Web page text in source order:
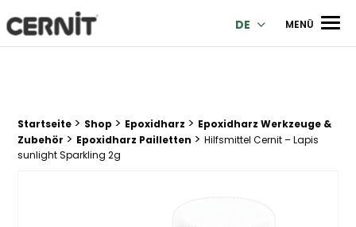
Cernit Une qualité haut de gamme pour des créations
DE MENÜ
Breadcrumb Trail:
Startseite > Shop > Epoxidharz > Epoxidharz Werkzeuge &
Zubehör > Epoxidharz Pailletten > Hilfsmittel Cernit – Lapis
sunlight Sparkling 2g